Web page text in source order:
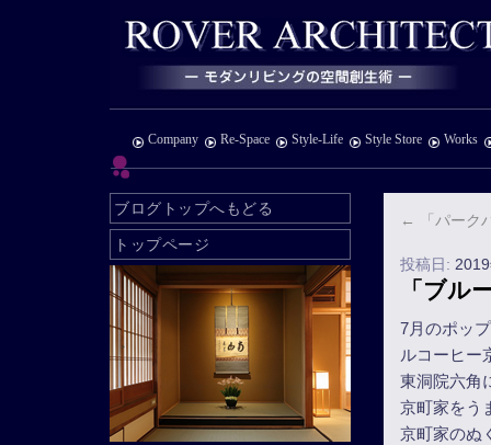
Company Re-Space Style-Life Style Store Works
← 「パーク
投稿日:
「ブル
7月のポッ
ルコーヒー
東洞院六角
京町家をう
京町家のぬ
ブログトップへもどる
トップページ